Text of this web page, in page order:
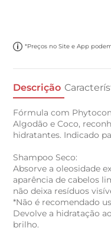
*Preços no Site e App
Descrição
Fórmula com
Algodão e Coco,
hidratantes. Indicado
Shampoo Seco:
Absorve a oleosidade
aparência de cabelos
não deixa resíduos
*Não é recomendado
Devolve a hidratação
brilho.